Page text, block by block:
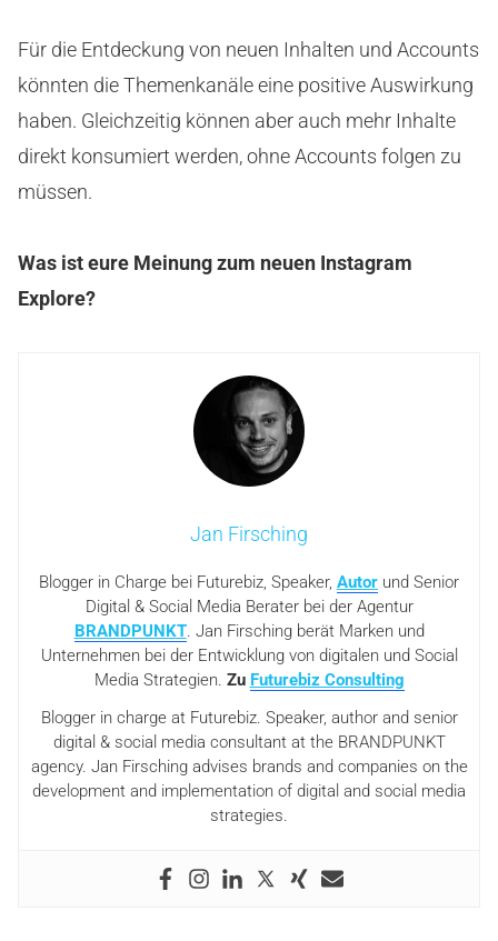
Für die Entdeckung von neuen Inhalten und Accounts
könnten die Themenkanäle eine positive Auswirkung
haben. Gleichzeitig können aber auch mehr Inhalte
direkt konsumiert werden, ohne Accounts folgen zu
müssen.
Was ist eure Meinung zum neuen Instagram
Explore?
Jan Firsching
Blogger in Charge bei Futurebiz, Speaker, Autor und Senior
Digital & Social Media Berater bei der Agentur
BRANDPUNKT. Jan Firsching berät Marken und
Unternehmen bei der Entwicklung von digitalen und Social
Media Strategien. Zu Futurebiz Consulting
Blogger in charge at Futurebiz. Speaker, author and senior
digital & social media consultant at the BRANDPUNKT
agency. Jan Firsching advises brands and companies on the
development and implementation of digital and social media
strategies.